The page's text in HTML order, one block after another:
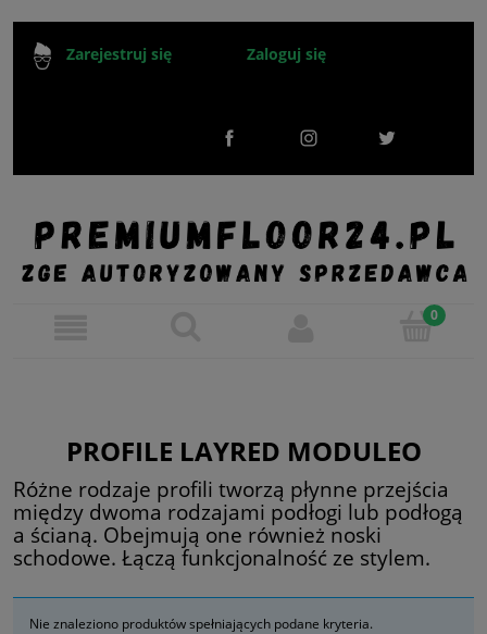
Zarejestruj się Zaloguj się
PROFILE LAYRED MODULEO
Różne rodzaje profili tworzą płynne przejścia
między dwoma rodzajami podłogi lub podłogą
a ścianą. Obejmują one również noski
schodowe. Łączą funkcjonalność ze stylem.
Nie znaleziono produktów spełniających podane kryteria.